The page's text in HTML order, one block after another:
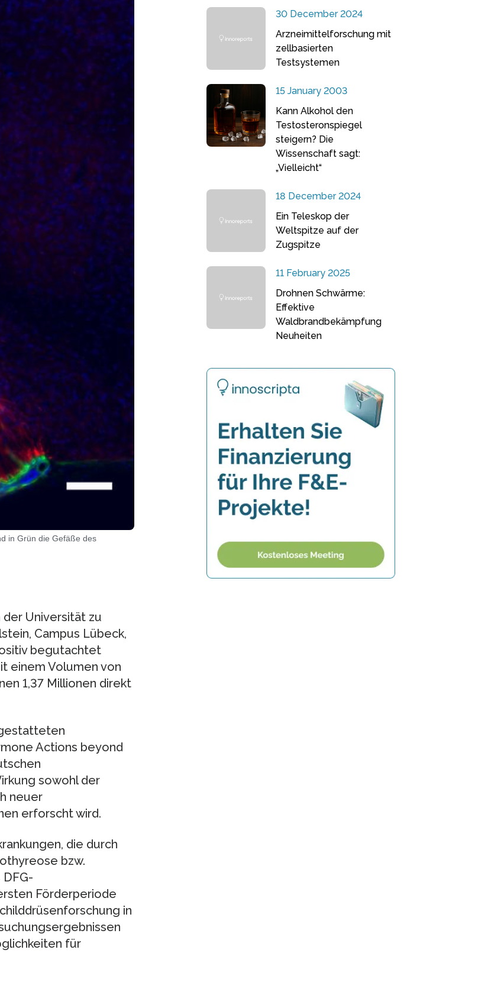
in Grün die Gefäße des
Universität zu
Campus Lübeck,
begutachtet
einem Volumen von
1,37 Millionen direkt
Actions beyond
sowohl der
neuer
erforscht wird.
die durch
bzw.
Förderperiode
in
für
30 December 2024
Arzneimittelforschung mit
zellbasierten
Testsystemen
15 January 2003
Kann Alkohol den
Testosteronspiegel
steigern? Die
Wissenschaft sagt:
„Vielleicht“
18 December 2024
Ein Teleskop der
Weltspitze auf der
Zugspitze
11 February 2025
Drohnen Schwärme:
Effektive
Waldbrandbekämpfung
Neuheiten